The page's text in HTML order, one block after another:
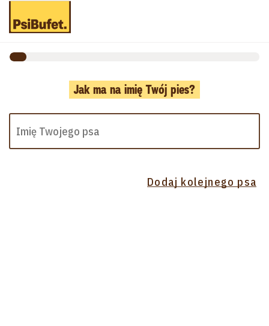
Jak ma na imię Twój pies?
Dodaj kolejnego psa